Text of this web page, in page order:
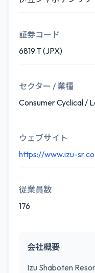
証券コード
6819.T (JPX)
セクター / 業種
Consumer Cyclical /
ウェブサイト
https://www.izu-
従業員数
176
会社概要
Izu Shaboten